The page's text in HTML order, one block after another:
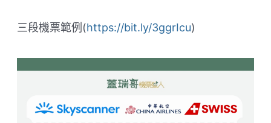
三段機票範例(https://bit.ly/3ggrIcu)